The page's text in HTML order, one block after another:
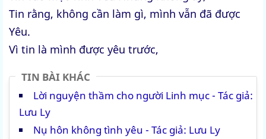
Tin rằng, không cần làm gì, mình vẫn đã được
Yêu.
Vì tin là mình được yêu trước,
TIN BÀI KHÁC
Lời nguyện thầm cho người Linh mục - Tác giả:
Lưu Ly
Nụ hôn không tình yêu - Tác giả: Lưu Ly